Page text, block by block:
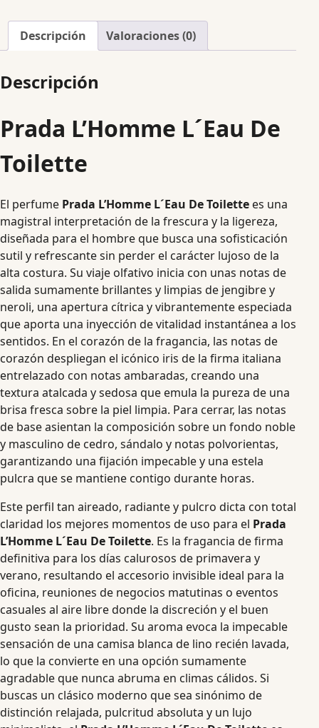
Descripción Valoraciones (0)
Descripción
Prada L’Homme L´Eau De
Toilette
El perfume Prada L’Homme L´Eau De Toilette es una
magistral interpretación de la frescura y la ligereza,
diseñada para el hombre que busca una sofisticación
sutil y refrescante sin perder el carácter lujoso de la
alta costura. Su viaje olfativo inicia con unas notas de
salida sumamente brillantes y limpias de jengibre y
neroli, una apertura cítrica y vibrantemente especiada
que aporta una inyección de vitalidad instantánea a los
sentidos. En el corazón de la fragancia, las notas de
corazón despliegan el icónico iris de la firma italiana
entrelazado con notas ambaradas, creando una
textura atalcada y sedosa que emula la pureza de una
brisa fresca sobre la piel limpia. Para cerrar, las notas
de base asientan la composición sobre un fondo noble
y masculino de cedro, sándalo y notas polvorientas,
garantizando una fijación impecable y una estela
pulcra que se mantiene contigo durante horas.
Este perfil tan aireado, radiante y pulcro dicta con total
claridad los mejores momentos de uso para el Prada
L’Homme L´Eau De Toilette. Es la fragancia de firma
definitiva para los días calurosos de primavera y
verano, resultando el accesorio invisible ideal para la
oficina, reuniones de negocios matutinas o eventos
casuales al aire libre donde la discreción y el buen
gusto sean la prioridad. Su aroma evoca la impecable
sensación de una camisa blanca de lino recién lavada,
lo que la convierte en una opción sumamente
agradable que nunca abruma en climas cálidos. Si
buscas un clásico moderno que sea sinónimo de
distinción relajada, pulcritud absoluta y un lujo